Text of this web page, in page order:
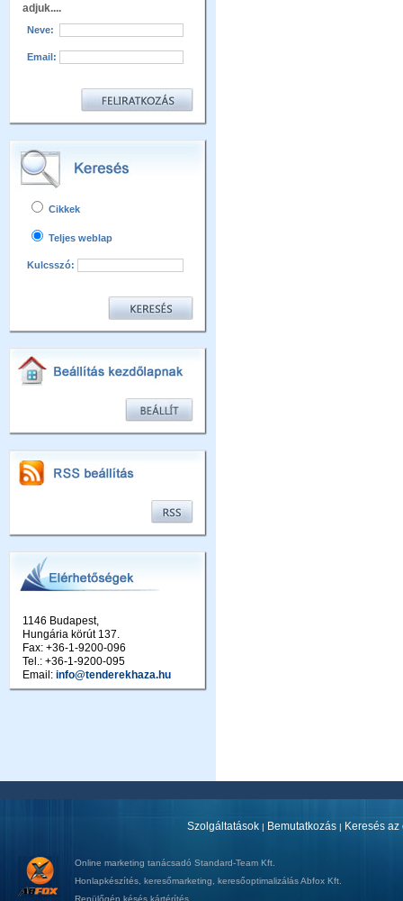
adjuk....
Neve:
Email:
Cikkek
Teljes weblap
Kulcsszó:
1146 Budapest,
Hungária körút 137.
Fax: +36-1-9200-096
Tel.: +36-1-9200-095
Email: info@tenderekhaza.hu
Szolgáltatások | Bemutatkozás | Keresés
Online marketing tanácsadó Standard-Team Kft.
Honlapkészítés keresőmarketing keresőoptimalizálásAbfox Kft.
Repülőgép késés kártérítés